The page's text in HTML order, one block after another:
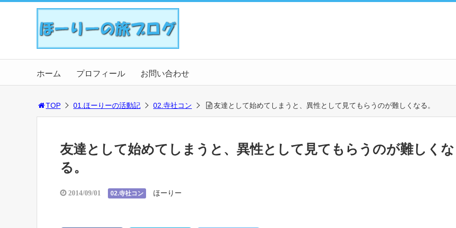
ホーム プロフィール お問い合わせ
TOP 01.ほーりーの活動記 02.寺社コン 友達として始めてしまうと、異性として見てもらうのが難しくなる。
友達として始めてしまうと、異性として見てもらうのが難しくな
る。
2014/09/01 02.寺社コン ほーりー